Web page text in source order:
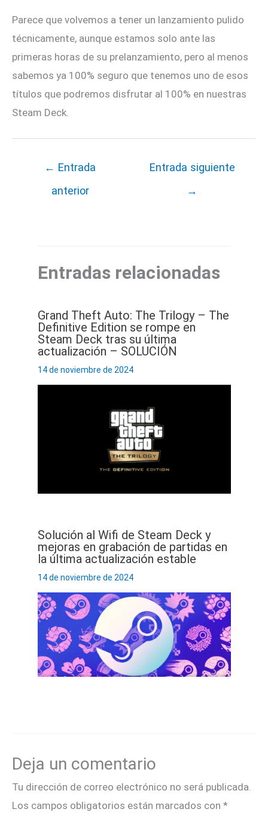
Parece que volvemos a tener un lanzamiento pulido
técnicamente, aunque estamos solo ante las
primeras horas de su prelanzamiento, pero al menos
sabemos ya 100% seguro que tenemos uno de esos
títulos que podremos disfrutar al 100% en nuestras
Steam Deck.
← Entrada
anterior
Entrada siguiente
→
Entradas relacionadas
Grand Theft Auto: The Trilogy – The
Definitive Edition se rompe en
Steam Deck tras su última
actualización – SOLUCIÓN
14 de noviembre de 2024
Solución al Wifi de Steam Deck y
mejoras en grabación de partidas en
la última actualización estable
14 de noviembre de 2024
Deja un comentario
Tu dirección de correo electrónico no será publicada.
Los campos obligatorios están marcados con *